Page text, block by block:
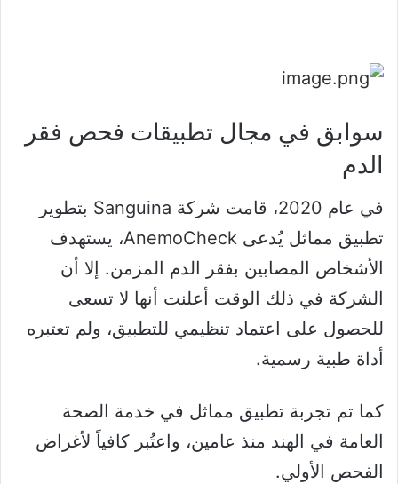
سوابق في مجال تطبيقات فحص فقر
الدم
في عام 2020، قامت شركة Sanguina بتطوير
تطبيق مماثل يُدعى AnemoCheck، يستهدف
الأشخاص المصابين بفقر الدم المزمن. إلا أن
الشركة في ذلك الوقت أعلنت أنها لا تسعى
للحصول على اعتماد تنظيمي للتطبيق، ولم تعتبره
أداة طبية رسمية.
كما تم تجربة تطبيق مماثل في خدمة الصحة
العامة في الهند منذ عامين، واعتُبر كافياً لأغراض
الفحص الأولي.